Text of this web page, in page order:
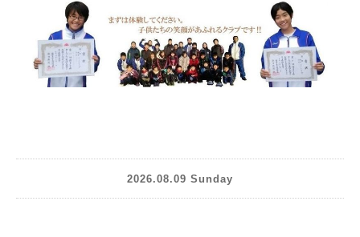
2026.08.09 Sunday